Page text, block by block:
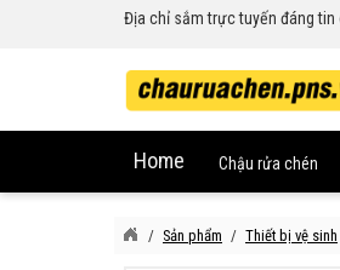
Địa chỉ sắm trực tuyến đáng tin
Home Chậu rửa chén
Sản phẩm Thiết bị vệ sinh